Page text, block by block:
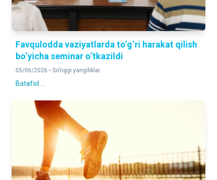
Favqulodda vaziyatlarda to‘g‘ri harakat qilish
bo‘yicha seminar o‘tkazildi
05/06/2026 • So'nggi yangiliklar
Batafsil ...